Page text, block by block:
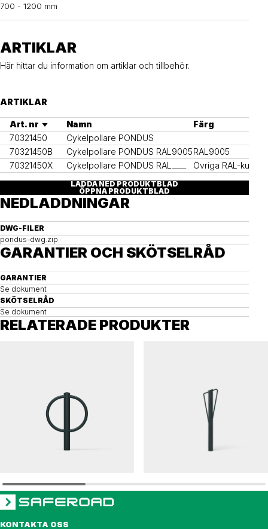
700 - 1200 mm
ARTIKLAR
Här hittar du information om artiklar och tillbehör.
ARTIKLAR
Art. nr Namn
Färg
70321450
Cykelpollare PONDUS
70321450B
Cykelpollare PONDUS RAL9005RAL9005
70321450X
Cykelpollare PONDUS RAL____ Övriga RAL-kulörer
LADDA NED PRODUKTBLAD
ÖPPNA PRODUKTBLAD
NEDLADDNINGAR
DWG-FILER
pondus-dwg.zip
GARANTIER OCH SKÖTSELRÅD
GARANTIER
Se dokument
SKÖTSELRÅD
Se dokument
RELATERADE PRODUKTER
KONTAKTA OSS